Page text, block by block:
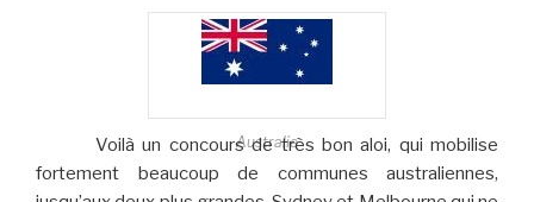
Australie
Voilà un concours de très bon aloi, qui mobilise
fortement beaucoup de communes australiennes,